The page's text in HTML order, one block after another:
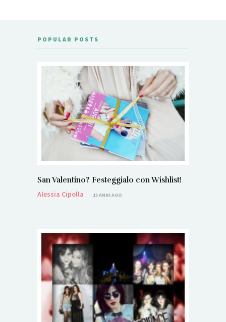
POPULAR POSTS
San Valentino? Festeggialo con Wishlist!
Alessia Cipolla
13 ANNI AGO